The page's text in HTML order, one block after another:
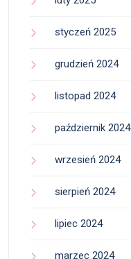
styczeń 2025
grudzień 2024
listopad 2024
październik 2024
wrzesień 2024
sierpień 2024
lipiec 2024
marzec 2024